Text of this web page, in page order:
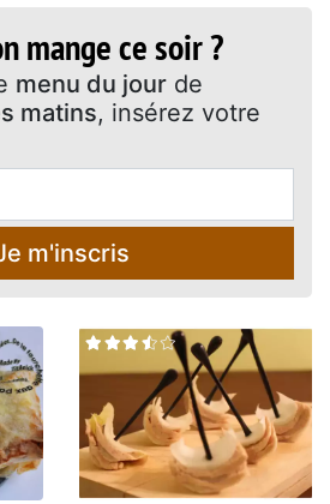
mange ce soir ?
menu du jour de
matins, insérez votre
m'inscris